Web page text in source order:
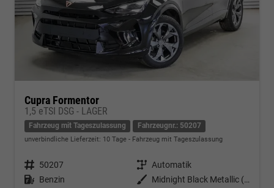
Cupra Formentor
1,5 eTSI DSG - LAGER
Fahrzeug mit Tageszulassung Fahrzeugnr.: 50207
unverbindliche Lieferzeit: 10 Tage Fahrzeug mit Tageszulassung
Fahrzeugnr. 50207 Getriebe Automatik
Kraftstoff Benzin Außenfarbe
Midnight Black Metallic (0E)